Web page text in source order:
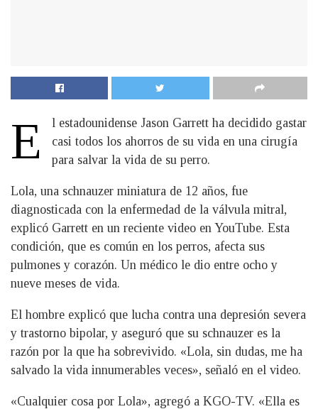
E
l estadounidense Jason Garrett ha decidido gastar
casi todos los ahorros de su vida en una cirugía
para salvar la vida de su perro.
Lola, una schnauzer miniatura de 12 años, fue
diagnosticada con la enfermedad de la válvula mitral,
explicó Garrett en un reciente video en YouTube. Esta
condición, que es común en los perros, afecta sus
pulmones y corazón. Un médico le dio entre ocho y
nueve meses de vida.
El hombre explicó que lucha contra una depresión severa
y trastorno bipolar, y aseguró que su schnauzer es la
razón por la que ha sobrevivido. «Lola, sin dudas, me ha
salvado la vida innumerables veces», señaló en el video.
«Cualquier cosa por Lola», agregó a KGO-TV. «Ella es